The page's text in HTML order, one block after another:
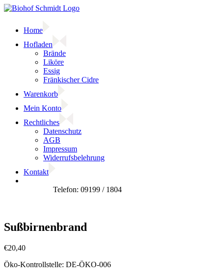
Zum
Home
Hofladen
Brände
Liköre
Essig
Fränkischer Cidre
Warenkorb
Mein Konto
Rechtliches
Datenschutz
AGB
Impressum
Widerrufsbelehrung
Kontakt
Sußbirnenbrand
€20,40
Öko-Kontrollstelle: DE-ÖKO-006